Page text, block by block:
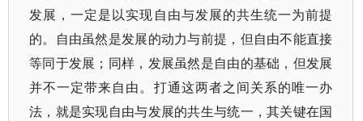
发展，一定是以实现自由与发展的共生统一为前提
的。自由虽然是发展的动力与前提，但自由不能直接
等同于发展；同样，发展虽然是自由的基础，但发展
并不一定带来自由。打通这两者之间关系的唯一办
法，就是实现自由与发展的共生与统一，其关键在国